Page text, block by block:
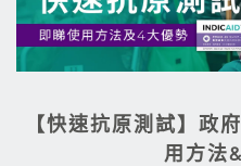
【快速抗原測試】政
用方法